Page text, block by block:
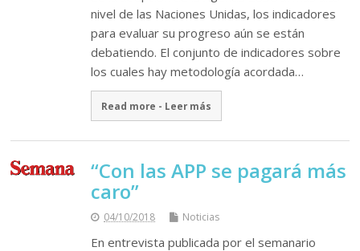
nivel de las Naciones Unidas, los indicadores
para evaluar su progreso aún se están
debatiendo. El conjunto de indicadores sobre
los cuales hay metodología acordada…
Read more - Leer más
“Con las APP se pagará más
caro”
04/10/2018 Noticias
En entrevista publicada por el semanario